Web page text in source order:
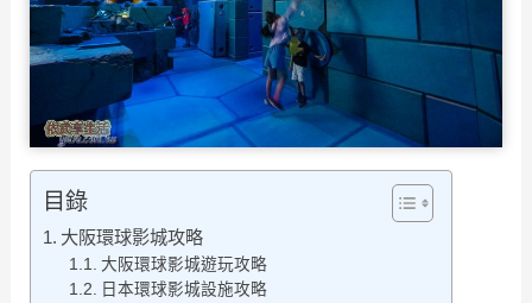
目錄
大阪環球影城攻略
大阪環球影城遊玩攻略
日本環球影城設施攻略